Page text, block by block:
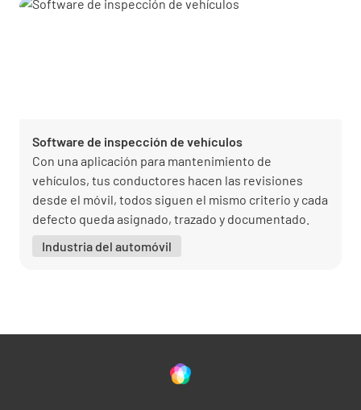
Software de inspección de vehículos
Con una aplicación para mantenimiento de
vehículos, tus conductores hacen las revisiones
desde el móvil, todos siguen el mismo criterio y cada
defecto queda asignado, trazado y documentado.
Industria del automóvil